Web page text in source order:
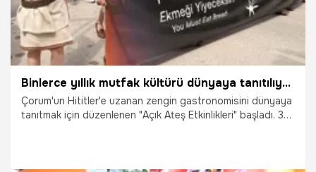
Binlerce yıllık mutfak kültürü dünyaya tanıtılıyor! Çorum'da gastronomi şöleni başladı
Çorum'un Hititler'e uzanan zengin gastronomisini dünyaya
tanıtmak için düzenlenen "Açık Ateş Etkinlikleri" başladı. 3